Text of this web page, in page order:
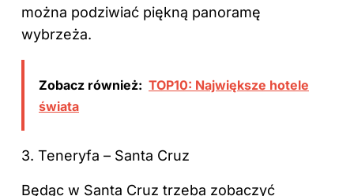
można podziwiać piękną panoramę
wybrzeża.
Zobacz również: TOP10: Największe hotele
świata
3. Teneryfa – Santa Cruz
Będąc w Santa Cruz trzeba zobaczyć